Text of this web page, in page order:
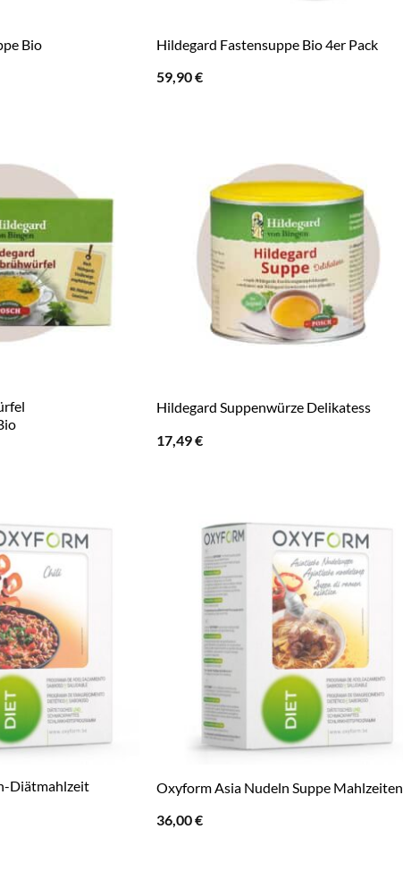
Bio
Hildegard Fastensuppe Bio 4er Pack
59,90€
Hildegard Suppenwürze Delikatess
17,49€
Diätmahlzeit
Oxyform Asia Nudeln Suppe Mahlzeiten
36,00€